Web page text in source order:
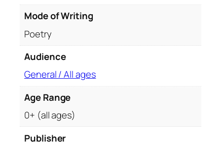
u
q
Mode of Writing
Poetry
Audience
General / All ages
Age Range
0+ (all ages)
Publisher